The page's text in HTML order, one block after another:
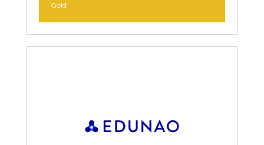
Gold